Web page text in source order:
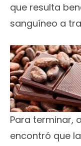
que resulta
sanguíneo a
Para terminar,
encontró que